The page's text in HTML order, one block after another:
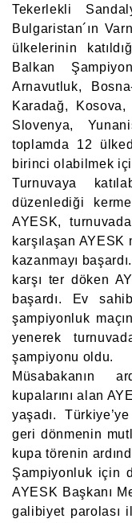
Tekerlekli
Bulgaristan´ın
ülkelerinin
Balkan
Arnavutluk,
Karadağ, Kosova,
Slovenya,
toplamda 12
birinci olabilmek
Turnuvaya
düzenlediği
AYESK,
karşılaşan AYESK
kazanmayı
karşı ter döken
başardı. Ev
şampiyonluk
yenerek
şampiyonu oldu.
Müsabakanın
kupalarını alan
yaşadı.
geri dönmenin
kupa törenin
Şampiyonluk için
AYESK Başkanı
galibiyet parolası